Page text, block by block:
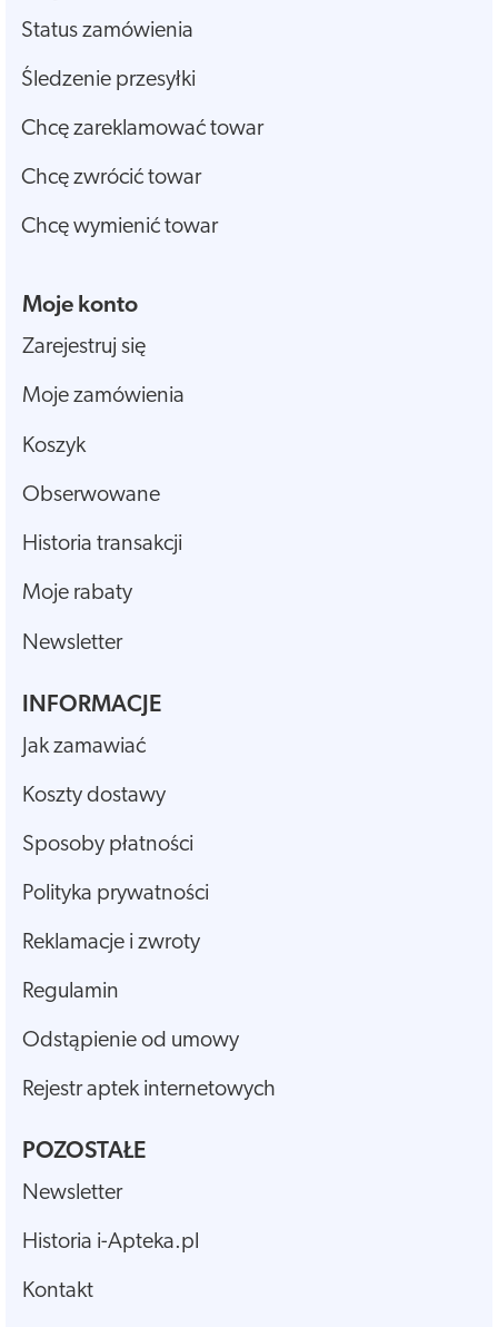
Status zamówienia
Śledzenie przesyłki
Chcę zareklamować towar
Chcę zwrócić towar
Chcę wymienić towar
Moje konto
Zarejestruj się
Moje zamówienia
Koszyk
Obserwowane
Historia transakcji
Moje rabaty
Newsletter
INFORMACJE
Jak zamawiać
Koszty dostawy
Sposoby płatności
Polityka prywatności
Reklamacje i zwroty
Regulamin
Odstąpienie od umowy
Rejestr aptek internetowych
POZOSTAŁE
Newsletter
Historia i-Apteka.pl
Kontakt